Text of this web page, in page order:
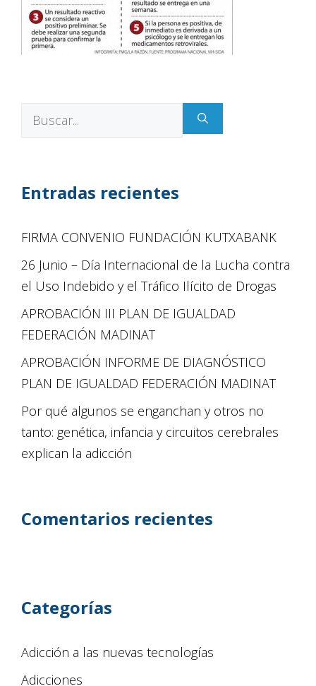
Entradas recientes
FIRMA CONVENIO FUNDACIÓN KUTXABANK
26 Junio – Día Internacional de la Lucha contra
el Uso Indebido y el Tráfico Ilícito de Drogas
APROBACIÓN III PLAN DE IGUALDAD
FEDERACIÓN MADINAT
APROBACIÓN INFORME DE DIAGNÓSTICO
PLAN DE IGUALDAD FEDERACIÓN MADINAT
Por qué algunos se enganchan y otros no
tanto: genética, infancia y circuitos cerebrales
explican la adicción
Comentarios recientes
Categorías
Adicción a las nuevas tecnologías
Adicciones